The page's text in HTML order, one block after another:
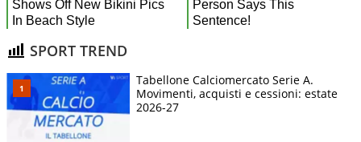
SPORT TREND
Tabellone Calciomercato Serie A.
Movimenti, acquisti e cessioni: estate
2026-27